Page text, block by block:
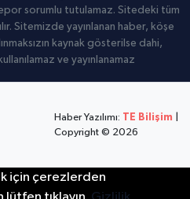
sorumlu tutulamaz. Sitedeki tüm
Sitemizde yayınlanan haber, köşe
kaynak gösterilse dahi,
ve yayınlanamaz
Haber Yazılımı: TE Bilişim
Copyright © 2026
için çerezlerden